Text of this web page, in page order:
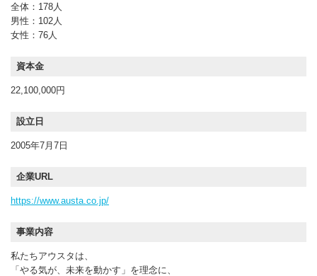
全体：178人
男性：102人
女性：76人
資本金
22,100,000円
設立日
2005年7月7日
企業URL
https://www.austa.co.jp/
事業内容
私たちアウスタは、
「やる気が、未来を動かす」を理念に、